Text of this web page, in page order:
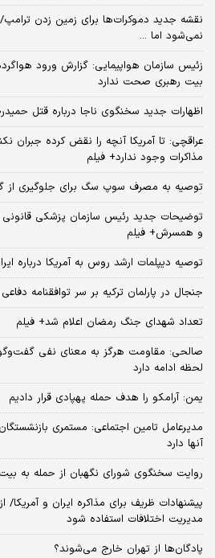
نقشه جدید دموکرات‌ها برای زمین زدن
نمی‌شود اما ...
بیت رهبری صحت ندارد
اظهارات جدید سخنگوی ناجا درباره قتل
عراقچی: تا آمریکا آنچه را نقض کرده جبران
مذاکرات وجود ندارد+ فیلم
توصیه به مصرف سوپ سگ برای جلوگیری از
توضیحات جدید رئیس سازمان پزشکی قانونی
و همسرش+ فیلم
توصیه دیپلمات ارشد روس به آمریکا درباره
جنجال در پارلمان ترکیه بر سر توافقنامه
تعداد شهدای جنگ رمضان اعلام شد+ فیلم
صالحی: مقاومت هرگز به معنای نفی
لحظه ادامه دارد
یمن: آرامکو را هدف حمله پهپادی قرار دادیم
مدیرعامل تامین اجتماعی: مستمری
آنها دارد
روایت سخنگوی شورای نگهبان از حمله به بیت رهبری در ۹
پیشنهادات ظریف برای مذاکره ایران و
مدیریت اختلافات استفاده شود
پادگان‌ها از تهران خارج می‌شوند؟